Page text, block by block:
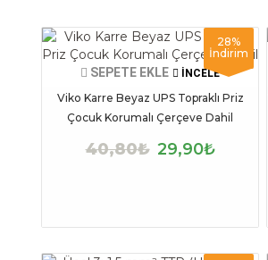
28%
İndirim
SEPETE EKLE İNCELE
Viko Karre Beyaz UPS Topraklı Priz
Çocuk Korumalı Çerçeve Dahil
40,80₺ 29,90₺